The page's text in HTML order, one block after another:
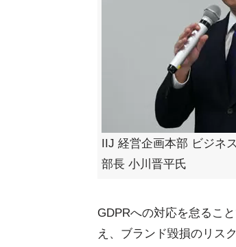
IIJ 経営企画本部 ビジネ
部長 小川晋平氏
GDPRへの対応を怠るこ
え、ブランド毀損のリス